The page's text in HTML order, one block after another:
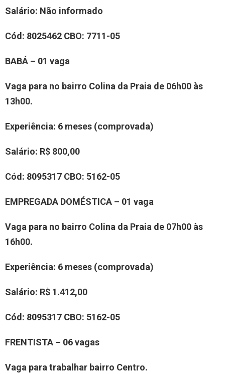
Salário: Não informado
Cód: 8025462 CBO: 7711-05
BABÁ – 01 vaga
Vaga para no bairro Colina da Praia de 06h00 às
13h00.
Experiência: 6 meses (comprovada)
Salário: R$ 800,00
Cód: 8095317 CBO: 5162-05
EMPREGADA DOMÉSTICA – 01 vaga
Vaga para no bairro Colina da Praia de 07h00 às
16h00.
Experiência: 6 meses (comprovada)
Salário: R$ 1.412,00
Cód: 8095317 CBO: 5162-05
FRENTISTA – 06 vagas
Vaga para trabalhar bairro Centro.